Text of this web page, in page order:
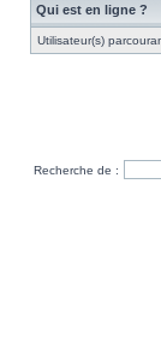
Qui est en ligne ?
Utilisateur(s)
Recherche de :